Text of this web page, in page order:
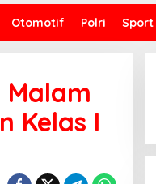
Otomotif Polri Sport
Malam
Kelas I